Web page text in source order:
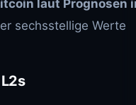
laut Prognosen
sechsstellige Werte